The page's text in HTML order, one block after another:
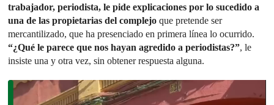
trabajador, periodista, le pide explicaciones por lo sucedido a
una de las propietarias del complejo que pretende ser
mercantilizado, que ha presenciado en primera línea lo ocurrido.
“¿Qué le parece que nos hayan agredido a periodistas?”, le
insiste una y otra vez, sin obtener respuesta alguna.
Reproductor
de